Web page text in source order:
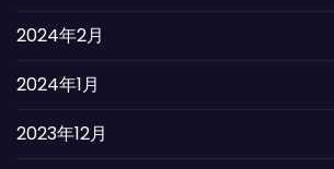
2024年2月
2024年1月
2023年12月